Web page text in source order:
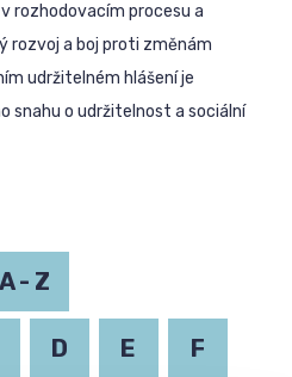
rozhodovacím procesu a
rozvoj a boj proti změnám
udržitelném hlášení je
snahu o udržitelnost a sociální
A - Z
D E F